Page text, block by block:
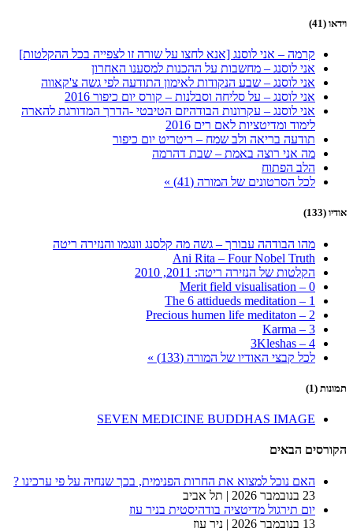
וידאו (41)
קרמה – אני לוסנג [אנא לחצו על שורה זו לצפייה בכל ההקלטות]
אני לוסנג – מחשבות על ההכנות למסענו האחרון
אני לוסנג – שבע הנקודות לאימון התודעה לפי גשה צ'קאווה
אני לוסנג – על סליחה וסבלנות – קורס יום כיפור 2016
אני לוסנג – עקרונות הבודהיזם הטיבטי -הדרך המדורגת להארה
לימוד ומדיטציות לאם רים 2016
תודעה בריאה ולב שמח – ריטריט יום כיפור
מה אני רוצה באמת – שבת דהרמה
הלב הפתוח
לכל הסרטונים של המורה (41) »
אודיו (133)
מהו הבודהה עבורך – גשה מה קלסנג וונגמו והנזירה ריטה
Ani Rita – Four Nobel Truth
הקלטות של הנזירה ריטה: 2011, 2010
0 – Merit field visualisation
1 – The 6 attidueds meditation
2 – Precious humen life meditaton
3 – Karma
4 – 3Kleshas
לכל קבצי האודיו של המורה (133) »
תמונות (1)
SEVEN MEDICINE BUDDHAS IMAGE
הקורסים הבאים
האם נוכל למצוא את החרות הפנימית, בכך שנחיה על פי ערכינו ?
23 בנובמבר 2026
| תל אביב
יום תירגול מדיטציה בודהיסטית בניר עוז
13 בנובמבר 2026
| ניר עוז